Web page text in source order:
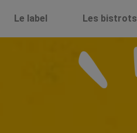
Le label Les bistrots